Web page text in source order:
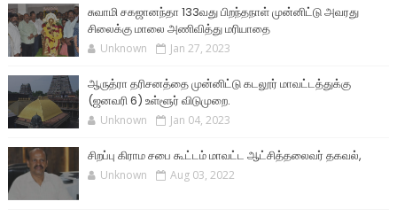
சுவாமி சகஜானந்தா 133வது பிறந்தநாள் முன்னிட்டு அவரது
சிலைக்கு மாலை அணிவித்து மரியாதை
Unknown Jan 27, 2023
ஆருத்ரா தரிசனத்தை முன்னிட்டு கடலூர் மாவட்டத்துக்கு
(ஜனவரி 6) உள்ளூர் விடுமுறை.
Unknown Jan 04, 2023
சிறப்பு கிராம சபை கூட்டம் மாவட்ட ஆட்சித்தலைவர் தகவல்,
Unknown Aug 03, 2022